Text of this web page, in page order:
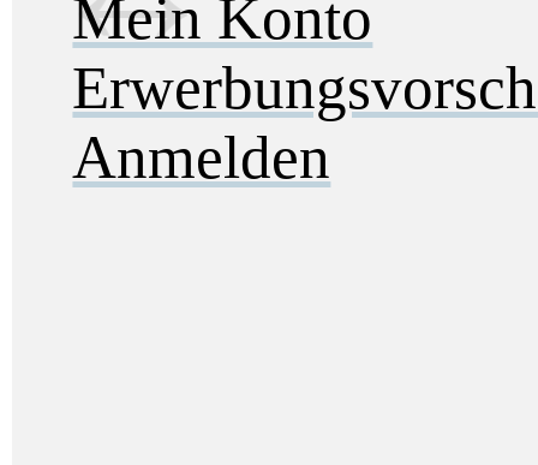
Mein Konto
Anmelden